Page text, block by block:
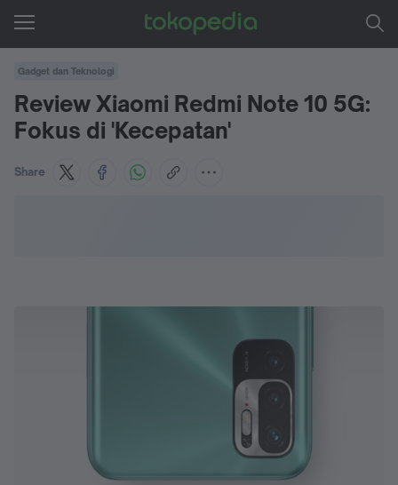
Gadget dan Teknologi
Review Xiaomi Redmi Note 10 5G:
Fokus di 'Kecepatan'
Share